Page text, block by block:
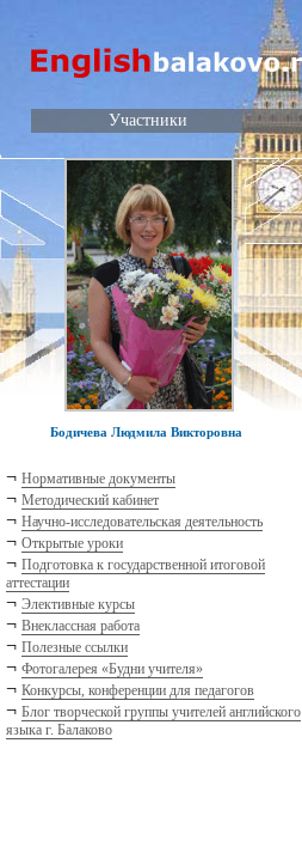
Участники
Бодичева Людмила Викторовна
¬ Нормативные документы
¬ Методический кабинет
¬ Научно-исследовательская деятельность
¬ Открытые уроки
¬ Подготовка к государственной итоговой
аттестации
¬ Элективные курсы
¬ Внеклассная работа
¬ Полезные ссылки
¬ Фотогалерея «Будни учителя»
¬ Конкурсы, конференции для педагогов
¬ Блог творческой группы учителей английского
языка г. Балаково